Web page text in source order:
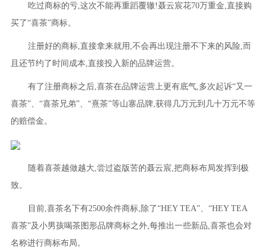
吃过商标的亏,这次不能再重蹈覆辙!聂云宸花70万重金,直接购
买了“喜茶”商标。
注册好的商标,直接拿来就用,不会再出现注册不下来的风险,而
且还节约了时间成本,直接投入新的品牌运营。
有了注册商标之后,喜茶在品牌运营上更有底气,多次起诉“又一
喜茶”、“喜茶兄弟”、“熹茶”等山寨品牌,获得几万元到几十万元不等
的赔偿金。
随着喜茶越做越大,尝过盗版苦的聂云宸,把商标布局发挥到极
致。
目前,喜茶名下有2500余件商标,除了“HEY TEA”、“HEY TEA
喜茶”及小男孩喝茶图形品牌商标之外,每推出一些新品,喜茶也会对
名称进行商标布局。